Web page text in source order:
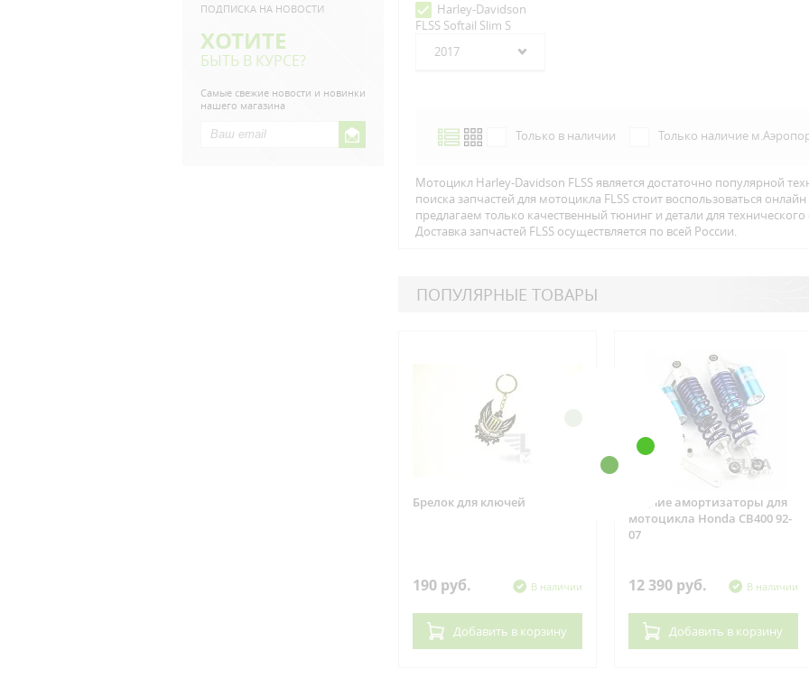
ПОДПИСКА НА НОВОСТИ
ХОТИТЕ
БЫТЬ В КУРСЕ?
Самые свежие новости и новинки
нашего магазина
Harley-Davidson
FLSS Softail Slim S
2017
Только в наличии Только наличие
Мотоцикл Harley-Davidson FLSS является достаточно популярной
поиска запчастей для мотоцикла FLSS стоит воспользоваться
предлагаем только качественный тюнинг и детали для
Доставка запчастей FLSS осуществляется по всей Росcии.
ПОПУЛЯРНЫЕ ТОВАРЫ
Брелок для ключей
190 руб. В наличии
Добавить в корзину
Задние амортизаторы для
мотоцикла Honda CB400 92-
07
12 390 руб. В наличии
Добавить в корзину